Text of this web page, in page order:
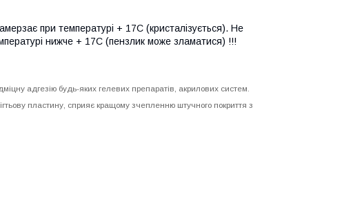
при температурі + 17С (кристалізується). Не
нижче + 17С (пензлик може зламатися) !!!
адгезію будь-яких гелевих препаратів, акрилових систем.
пластину, сприяє кращому зчепленню штучного покриття з